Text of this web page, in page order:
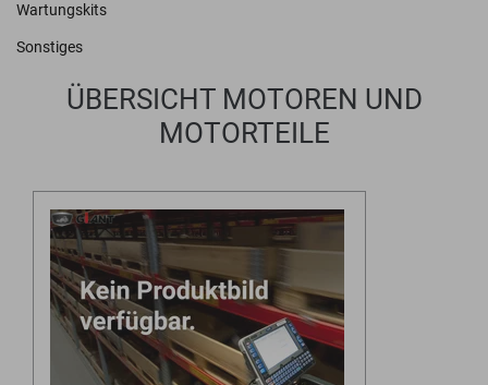
Wartungskits
Sonstiges
ÜBERSICHT MOTOREN UND
MOTORTEILE